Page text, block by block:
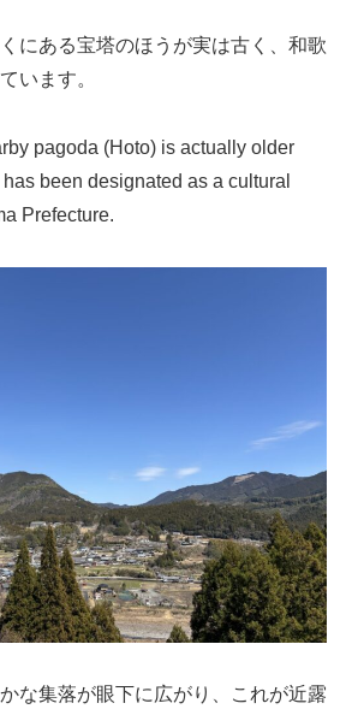
にある宝塔のほうが実は古く、和歌
います。
pagoda (Hoto) is actually older
been designated as a cultural
Prefecture.
な集落が眼下に広がり、これが近露